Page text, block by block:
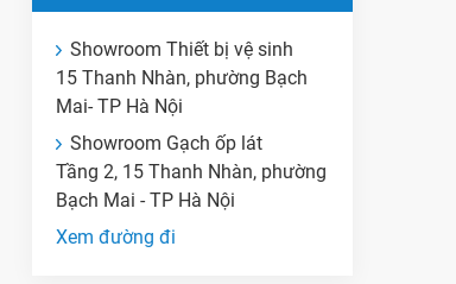
Showroom Thiết bị vệ sinh
15 Thanh Nhàn, phường Bạch
Mai- TP Hà Nội
Showroom Gạch ốp lát
Tầng 2, 15 Thanh Nhàn, phường
Bạch Mai - TP Hà Nội
Xem đường đi